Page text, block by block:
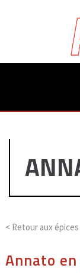
< Retour aux épices
Annato